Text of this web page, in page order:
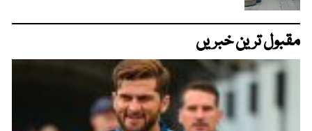
مقبول ترین خبریں